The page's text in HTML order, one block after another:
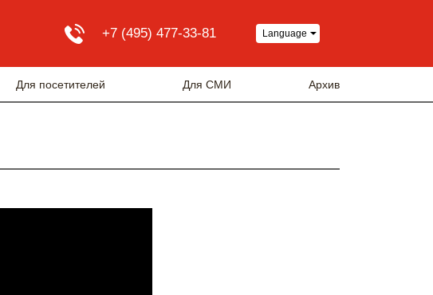
+7 (495) 477-33-81 Language
Для посетителей Для СМИ Архив